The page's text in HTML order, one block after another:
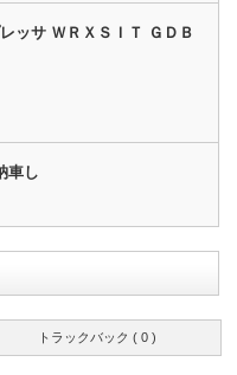
ッサ ＷＲＸＳＩＴ ＧＤＢ
車し
トラックバック ( 0 )